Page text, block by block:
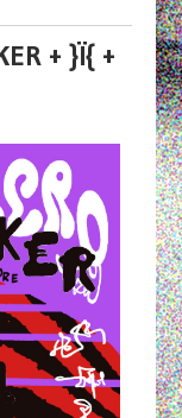
+ }Ï{ +